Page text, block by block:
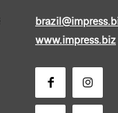
www.impress.biz